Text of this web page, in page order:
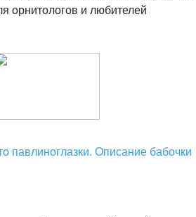
орнитологов и любителей
павлиноглазки. Описание бабочки